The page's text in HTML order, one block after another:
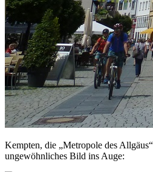
Kempten, die „Metropole des
ungewöhnliches Bild ins Auge: